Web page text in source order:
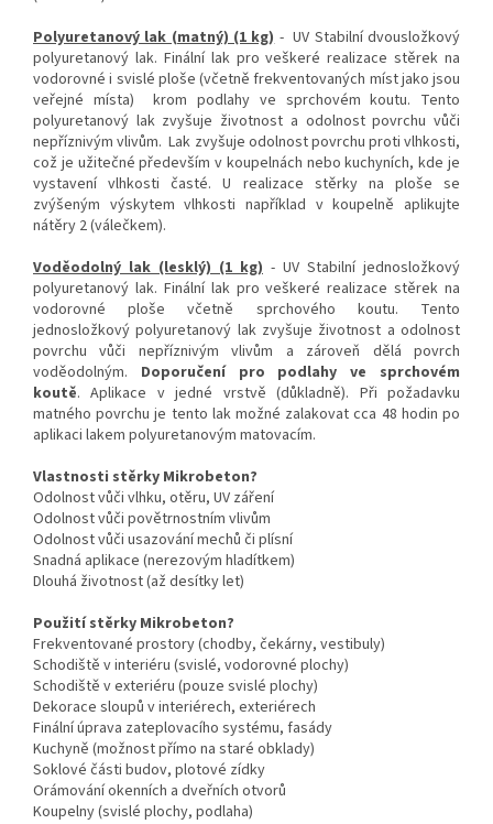
Polyuretanový lak (matný) (1 kg) - UV Stabilní dvousložkový
polyuretanový lak. Finální lak pro veškeré realizace stěrek na
vodorovné i svislé ploše (včetně frekventovaných míst jako jsou
veřejné místa) krom podlahy ve sprchovém koutu. Tento
polyuretanový lak zvyšuje životnost a odolnost povrchu vůči
nepříznivým vlivům. Lak zvyšuje odolnost povrchu proti vlhkosti,
což je užitečné především v koupelnách nebo kuchyních, kde je
vystavení vlhkosti časté. U realizace stěrky na ploše se
zvýšeným výskytem vlhkosti například v koupelně aplikujte
nátěry 2 (válečkem).
Voděodolný lak (lesklý) (1 kg) - UV Stabilní jednosložkový
polyuretanový lak. Finální lak pro veškeré realizace stěrek na
vodorovné ploše včetně sprchového koutu. Tento
jednosložkový polyuretanový lak zvyšuje životnost a odolnost
povrchu vůči nepříznivým vlivům a zároveň dělá povrch
voděodolným. Doporučení pro podlahy ve sprchovém
koutě. Aplikace v jedné vrstvě (důkladně). Při požadavku
matného povrchu je tento lak možné zalakovat cca 48 hodin po
aplikaci lakem polyuretanovým matovacím.
Vlastnosti stěrky Mikrobeton?
Odolnost vůči vlhku, otěru, UV záření
Odolnost vůči povětrnostním vlivům
Odolnost vůči usazování mechů či plísní
Snadná aplikace (nerezovým hladítkem)
Dlouhá životnost (až desítky let)
Použití stěrky Mikrobeton?
Frekventované prostory (chodby, čekárny, vestibuly)
Schodiště v interiéru (svislé, vodorovné plochy)
Schodiště v exteriéru (pouze svislé plochy)
Dekorace sloupů v interiérech, exteriérech
Finální úprava zateplovacího systému, fasády
Kuchyně (možnost přímo na staré obklady)
Soklové části budov, plotové zídky
Orámování okenních a dveřních otvorů
Koupelny (svislé plochy, podlaha)